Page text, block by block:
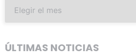
ÚLTIMAS NOTICIAS